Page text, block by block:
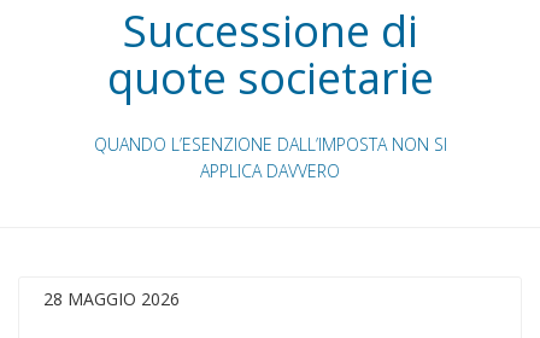
Successione di
quote societarie
QUANDO L’ESENZIONE DALL’IMPOSTA NON SI
APPLICA DAVVERO
28 MAGGIO 2026